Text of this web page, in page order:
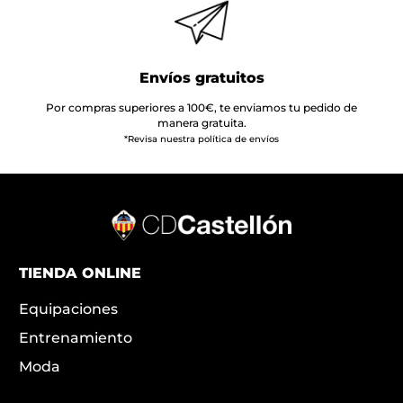
Envíos gratuitos
Por compras superiores a 100€, te enviamos tu pedido de
manera gratuita.
*Revisa nuestra política de envíos
TIENDA ONLINE
Equipaciones
Entrenamiento
Moda